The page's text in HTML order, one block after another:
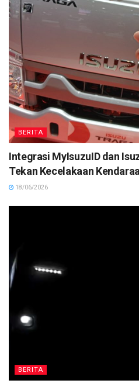
BERITA
Integrasi MyIsuzuID dan
Tekan Kecelakaan
18/06/2026
BERITA